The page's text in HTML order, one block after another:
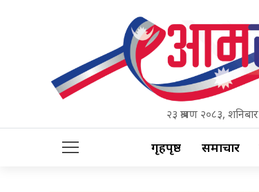
२३ श्रावण २०८३, शनिबार
गृहपृष्ठ समाचार